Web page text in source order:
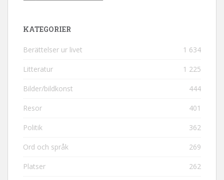
KATEGORIER
Berättelser ur livet 1 634
Litteratur 1 225
Bilder/bildkonst 444
Resor 401
Politik 362
Ord och språk 269
Platser 262